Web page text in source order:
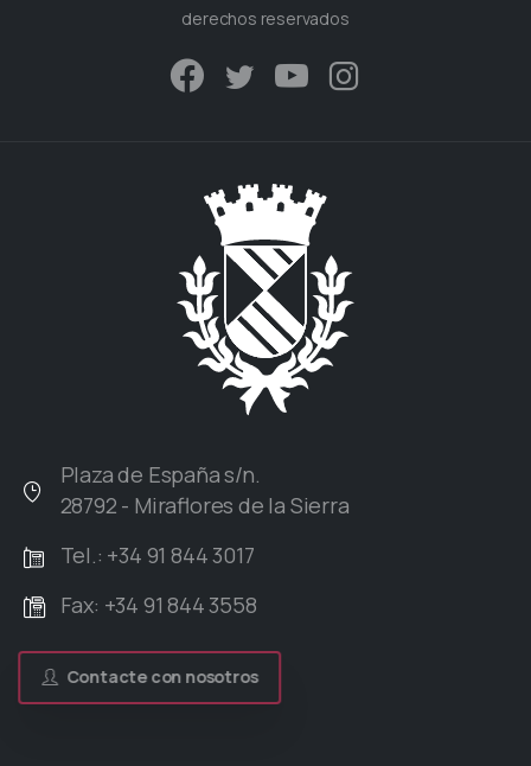
derechos reservados
Plaza de España s/n.
28792 - Miraflores de la Sierra
Tel.: +34 91 844 3017
Fax: +34 91 844 3558
Contacte con nosotros